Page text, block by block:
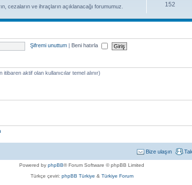
cezaların ve ihraçların açıklanacağı forumumuz.
152
Şifremi unuttum Beni hatırla
aktif olan kullanıcılar temel alınır)
Bize ulaşın
Powered by phpBB® Forum Software © phpBB Limited
Türkçe çeviri: phpBB Türkiye & Türkiye Forum